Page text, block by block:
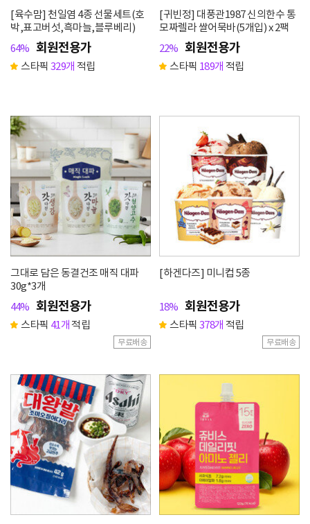
[육수맘] 천일염 4종 선물세트(호
박,표고버섯,흑마늘,블루베리)
64% 회원전용가
스타픽 329개 적립
[귀빈정] 대풍관1987 신의한수 통
모짜렐라 쌀어묵바(5개입) x 2팩
22% 회원전용가
스타픽 189개 적립
그대로 담은 동결건조 매직 대파
30g*3개
44% 회원전용가
스타픽 41개적립
무료배송
[하겐다즈] 미니컵 5종
18% 회원전용가
스타픽 378개 적립
무료배송